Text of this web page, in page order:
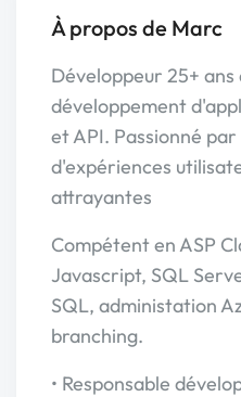
À propos de Marc
Développeur 25+
développement
et API. Passionné
d'expériences
attrayantes
Compétent en ASP
Javascript, SQL
SQL, administation
branching.
• Responsable